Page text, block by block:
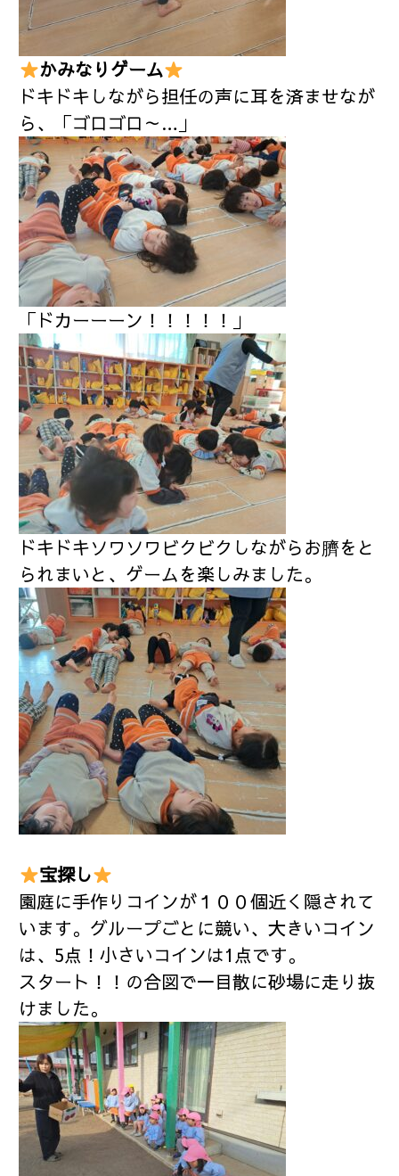
かみなりゲーム
ドキドキしながら担任の声に耳を済ませなが
ら、「ゴロゴロ～…」
「ドカーーーン！！！！！」
ドキドキソワソワビクビクしながらお臍をと
られまいと、ゲームを楽しみました。
宝探し
園庭に手作りコインが１００個近く隠されて
います。グループごとに競い、大きいコイン
は、5点！小さいコインは1点です。
スタート！！の合図で一目散に砂場に走り抜
けました。